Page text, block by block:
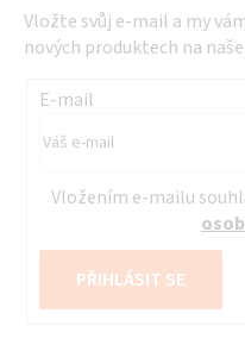
Vložte svůj e-mail a my
nových produktech na
E-mail
Vložením e-mailu
PŘIHLÁSIT SE